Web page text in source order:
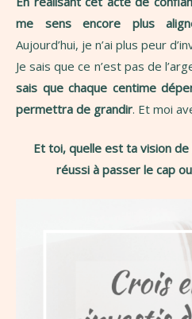
me sens encore plus
Aujourd’hui, je n’ai plus peur
Je sais que ce n’est pas de
sais que chaque centime
permettra de grandir. Et moi
Et toi, quelle est ta vision
réussi à passer le cap